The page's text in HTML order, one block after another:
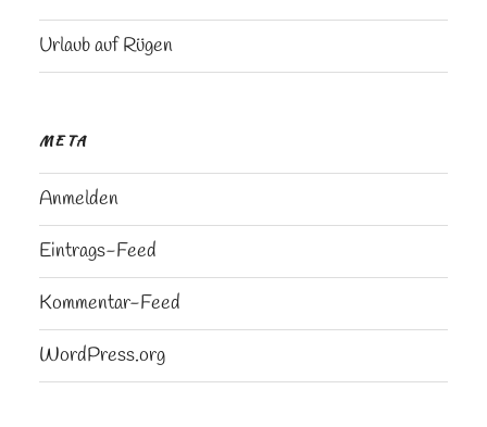
Urlaub auf Rügen
META
Anmelden
Eintrags-Feed
Kommentar-Feed
WordPress.org